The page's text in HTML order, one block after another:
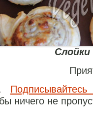
ничего не